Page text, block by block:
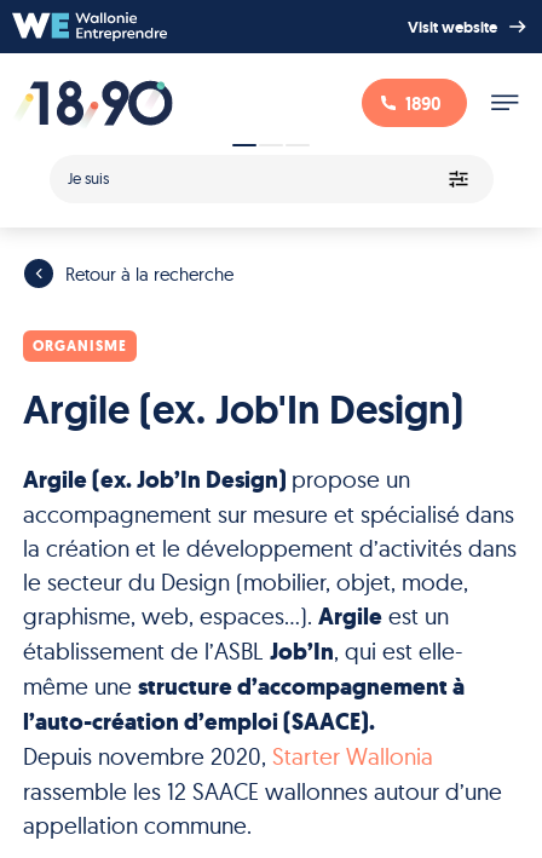
Visit website
1890
Je suis
Retour à la recherche
ORGANISME
Argile (ex. Job'In Design)
Argile (ex. Job’In Design) propose un
accompagnement sur mesure et spécialisé dans
la création et le développement d’activités dans
le secteur du Design (mobilier, objet, mode,
graphisme, web, espaces…). Argileest un
établissement de l’ASBL Job’In, qui est elle-
même une structure d’accompagnement à
l’auto-création d’emploi (SAACE).
Depuis novembre 2020, Starter Wallonia
rassemble les 12 SAACE wallonnes autour d’une
appellation commune.